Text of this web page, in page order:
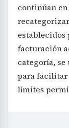
continúan
establecidos
facturación
categoría,
para facilitar
límites